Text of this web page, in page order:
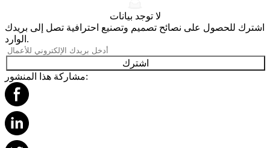
لا توجد بيانات
اشترك للحصول على نصائح تصميم وتصنيع احترافية تصل إلى بريدك
الوارد.
اشترك
مشاركة هذا المنشور: